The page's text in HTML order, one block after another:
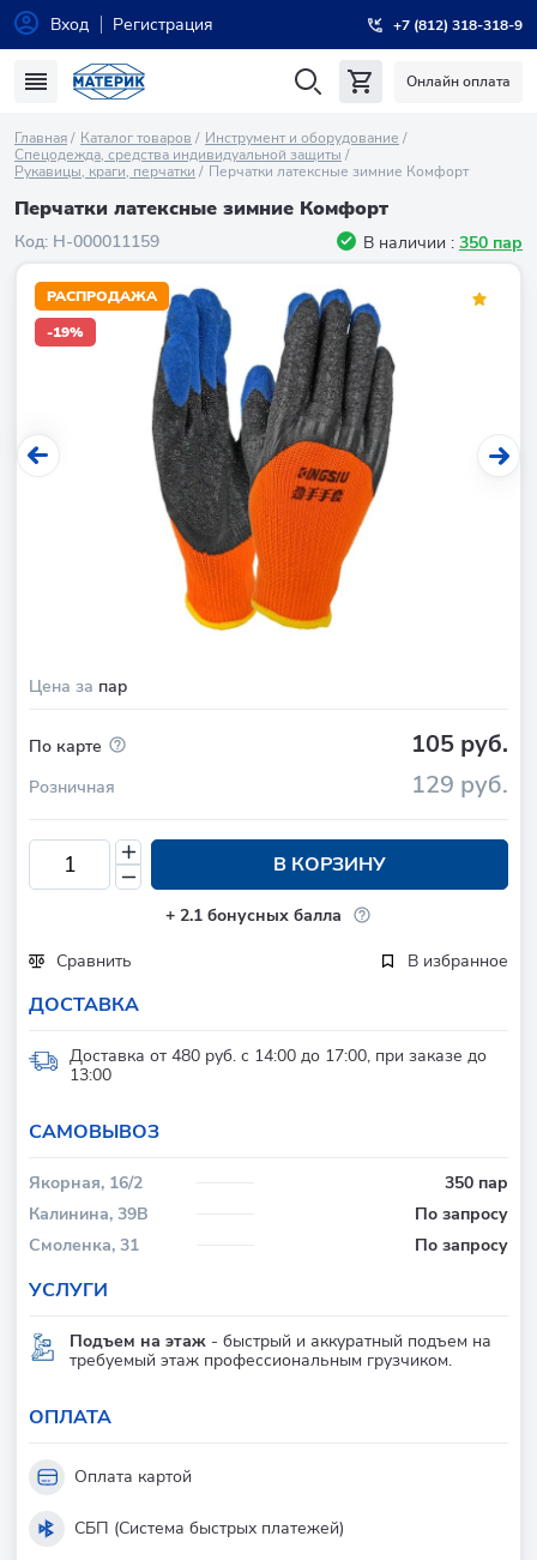
Вход Регистрация +7 (812) 318-318-9
Онлайн оплата
Главная Каталог товаров
Инструмент и оборудование
Спецодежда, средства индивидуальной защиты
Рукавицы, краги, перчатки
Перчатки латексные зимние Комфорт
Перчатки латексные зимние Комфорт
Код: Н-000011159 В наличии : 350 пар
Цена за пар
РАСПРОДАЖА
-19%
По карте 105 руб.
Розничная 129 руб.
В КОРЗИНУ
+ 2.1 бонусных балла
Сравнить
В избранное
ДОСТАВКА
Доставка от 480 руб. с 14:00 до 17:00, при заказе до
13:00
CАМОВЫВОЗ
Якорная, 16/2
350 пар
Калинина, 39В
По запросу
Смоленка, 31
По запросу
УСЛУГИ
Подъем на этаж - быстрый и аккуратный подъем на
требуемый этаж профессиональным грузчиком.
ОПЛАТА
Оплата картой
СБП (Система быстрых платежей)